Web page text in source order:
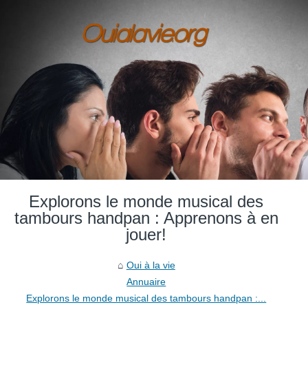
Explorons le monde musical des
tambours handpan : Apprenons à en
jouer!
Oui à la vie
Annuaire
Explorons le monde musical des tambours handpan :...